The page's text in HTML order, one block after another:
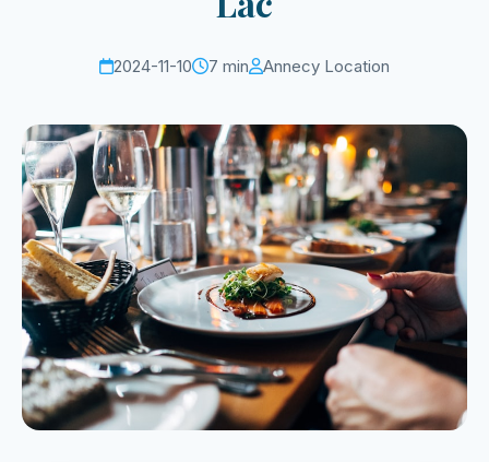
2024-11-10 7 min Annecy Location